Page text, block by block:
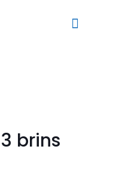
brins